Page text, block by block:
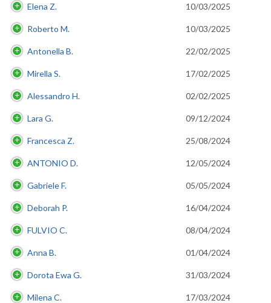
Elena Z. 10/03/2025
Roberto M. 10/03/2025
Antonella B. 22/02/2025
Mirella S. 17/02/2025
Alessandro H. 02/02/2025
Lara G. 09/12/2024
Francesca Z. 25/08/2024
ANTONIO D. 12/05/2024
Gabriele F. 05/05/2024
Deborah P. 16/04/2024
FULVIO C. 08/04/2024
Anna B. 01/04/2024
Dorota Ewa G. 31/03/2024
Milena C. 17/03/2024